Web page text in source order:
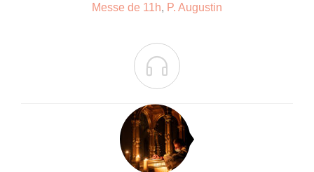
Messe de 11h, P. Augustin
